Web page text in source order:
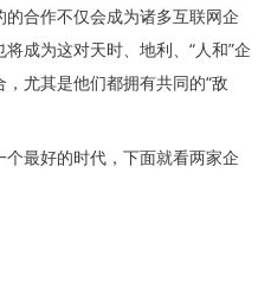
合作不仅会成为诸多互联网企
成为这对天时、地利、“人和”企
尤其是他们都拥有共同的“敌
最好的时代，下面就看两家企